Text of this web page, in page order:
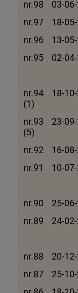
nr.98 03-06-
nr.97 18-05-
nr.96 13-05-
nr.95 02-04-
nr.94 18-10-
(1)
nr.93 23-09-
(5)
nr.92 16-08-
nr.91 10-07-
nr.90 25-
nr.89 24-02-
nr.88 20-
nr.87 25-10-